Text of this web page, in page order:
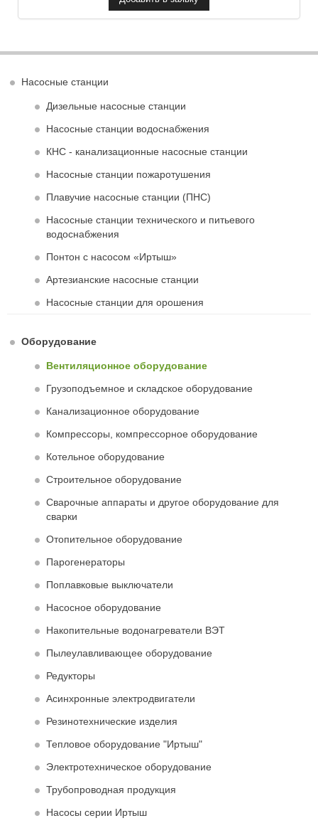
Насосные станции
Дизельные насосные станции
Насосные станции водоснабжения
КНС - канализационные насосные станции
Насосные станции пожаротушения
Плавучие насосные станции (ПНС)
Насосные станции технического и питьевого
водоснабжения
Понтон с насосом «Иртыш»
Артезианские насосные станции
Насосные станции для орошения
Оборудование
Вентиляционное оборудование
Грузоподъемное и складское оборудование
Канализационное оборудование
Компрессоры, компрессорное оборудование
Котельное оборудование
Строительное оборудование
Сварочные аппараты и другое оборудование для
сварки
Отопительное оборудование
Парогенераторы
Поплавковые выключатели
Насосное оборудование
Накопительные водонагреватели ВЭТ
Пылеулавливающее оборудование
Редукторы
Асинхронные электродвигатели
Резинотехнические изделия
Тепловое оборудование "Иртыш"
Электротехническое оборудование
Трубопроводная продукция
Насосы серии Иртыш